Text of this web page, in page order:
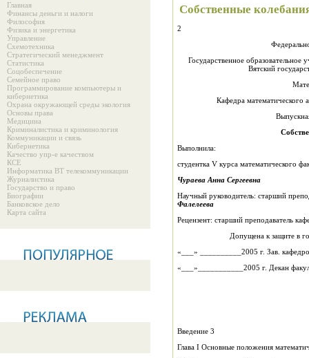
Главная
Финансы деньги и налоги
Философия
Физика и энергетика
Управление
Схемотехника
Стратегический менеджмент
Статистика
Соцобеспечение
Семейное право
Программирование компьютеры и
кибернетика
Охрана окружающей среды экология
Основы права
Медицина
Криминалистика и криминология
Коммуникации и связь
Кибернетика
Качество упр-е качеством
КСЕ
Информатика ВТ телекоммуникации
Журналистика
Государство и право
Биографии
Банковское дело
Карта сайта
Собственные
2
Государственное
Вятский
Кафедра математического
Выполнила:
студентка V курса математического
Чураева Анна Сергеевна
Научный руководитель: старший
Фалелеева
Рецензент: старший преподаватель
Допущена к защите в
«___»
Введение 3
Глава I Основные положения